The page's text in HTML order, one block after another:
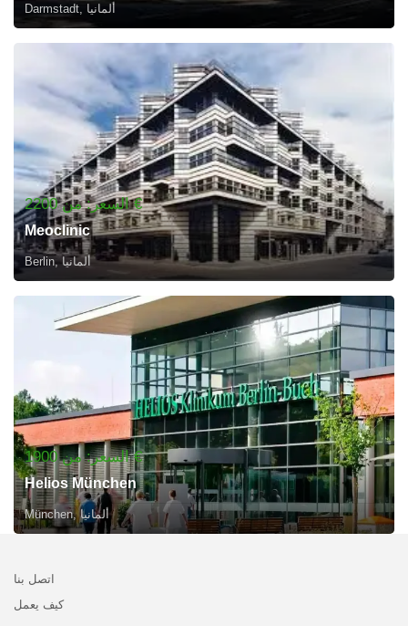
Darmstadt, ألمانيا
السعر: من 2200 €
Meoclinic
Berlin, ألمانيا
السعر: من 1900 €
Helios München
München, ألمانيا
اتصل بنا
كيف يعمل